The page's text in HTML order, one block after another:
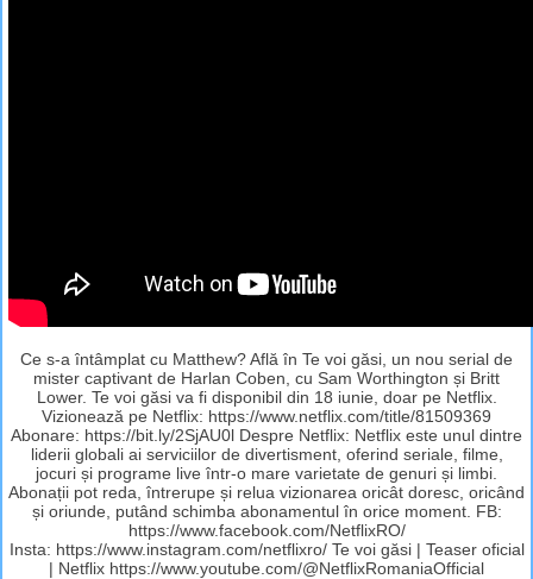
Ce s-a întâmplat cu Matthew? Află în Te voi găsi, un nou serial de
mister captivant de Harlan Coben, cu Sam Worthington și Britt
Lower. Te voi găsi va fi disponibil din 18 iunie, doar pe Netflix.
Vizionează pe Netflix: https://www.netflix.com/title/81509369
Abonare: https://bit.ly/2SjAU0l Despre Netflix: Netflix este unul dintre
liderii globali ai serviciilor de divertisment, oferind seriale, filme,
jocuri și programe live într-o mare varietate de genuri și limbi.
Abonații pot reda, întrerupe și relua vizionarea oricât doresc, oricând
și oriunde, putând schimba abonamentul în orice moment. FB:
https://www.facebook.com/NetflixRO/
Insta: https://www.instagram.com/netflixro/ Te voi găsi | Teaser oficial
| Netflix https://www.youtube.com/@NetflixRomaniaOfficial